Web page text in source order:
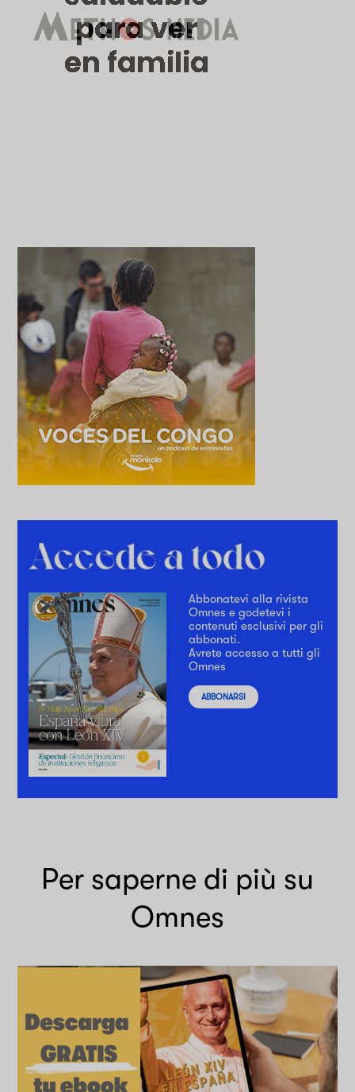
Abbonatevi alla rivista
Omnes e godetevi i
contenuti esclusivi per gli
abbonati.
Avrete accesso a tutti gli
Omnes
ABBONARSI
Per saperne di più su
Omnes